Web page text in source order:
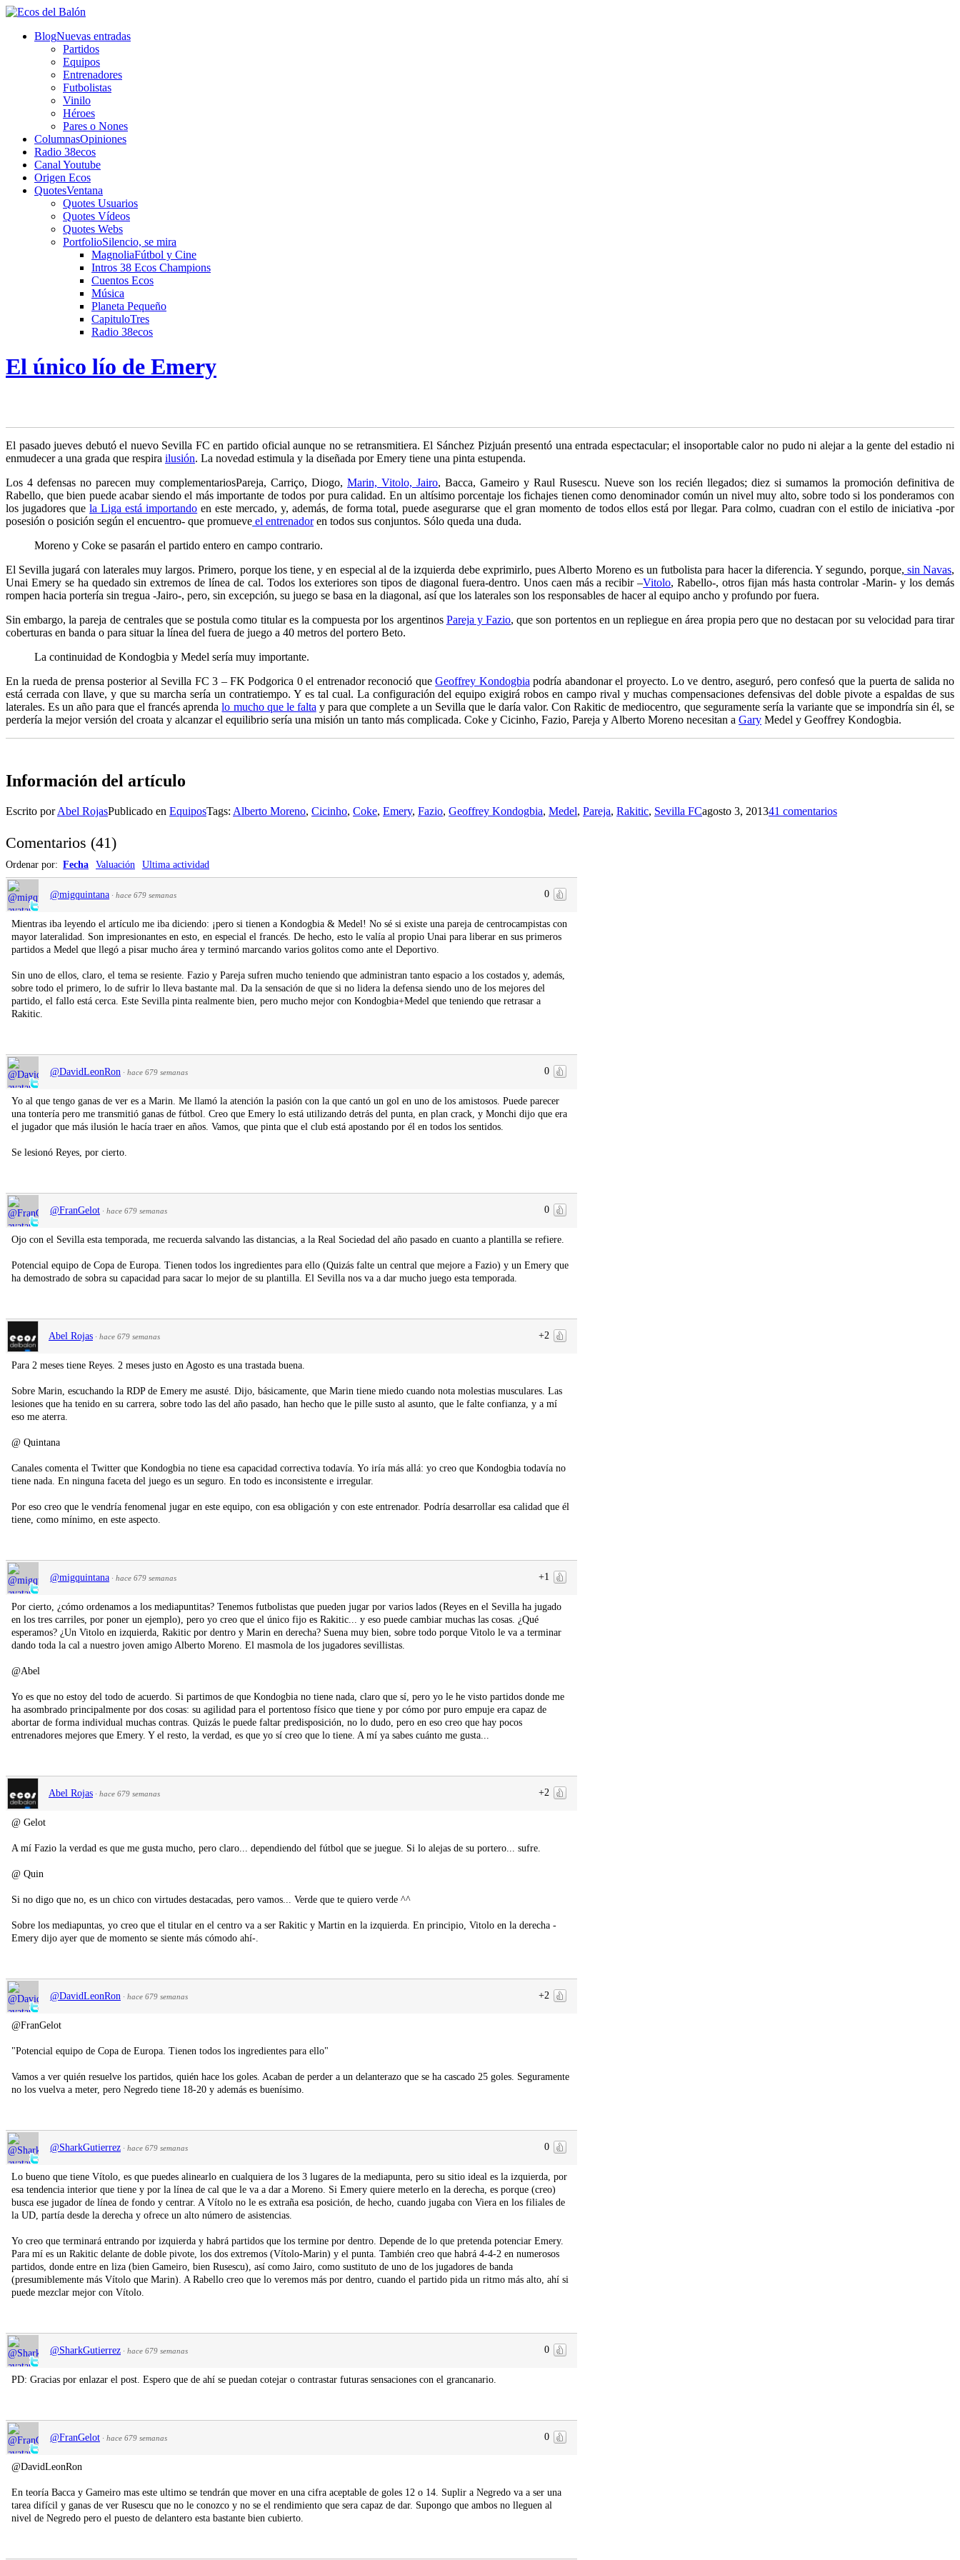
BlogNuevas entradas
Partidos
Equipos
Entrenadores
Futbolistas
Vinilo
Héroes
Pares o Nones
ColumnasOpiniones
Radio 38ecos
Canal Youtube
Origen Ecos
QuotesVentana
Quotes Usuarios
Quotes Vídeos
Quotes Webs
PortfolioSilencio, se mira
MagnoliaFútbol y Cine
Intros 38 Ecos Champions
Cuentos Ecos
Música
Planeta Pequeño
CapituloTres
Radio 38ecos
El único lío de Emery
El pasado jueves debutó el nuevo Sevilla FC en partido oficial aunque no se retransmitiera. El Sánchez Pizjuán presentó una entrada espectacular; el insoportable calor no pudo ni alejar a la gente del estadio ni
enmudecer a una grada que respira ilusión. La novedad estimula y la diseñada por Emery tiene una pinta estupenda.
Los 4 defensas no parecen muy complementariosPareja, Carriço, Diogo, Marin, Vitolo, Jairo, Bacca, Gameiro y Raul Rusescu. Nueve son los recién llegados; diez si sumamos la promoción definitiva de
Rabello, que bien puede acabar siendo el más importante de todos por pura calidad. En un altísimo porcentaje los fichajes tienen como denominador común un nivel muy alto, sobre todo si los ponderamos con
los jugadores quela Liga está importando en este mercado, y, además, de forma total, puede asegurarse que el gran momento de todos ellos está por llegar. Para colmo, cuadran con el estilo de iniciativa -por
posesión o posición según el encuentro- que promueve el entrenadoren todos sus conjuntos. Sólo queda una duda.
Moreno y Coke se pasarán el partido entero en campo contrario.
El Sevilla jugará con laterales muy largos. Primero, porque los tiene, y en especial al de la izquierda debe exprimirlo, pues Alberto Moreno es un futbolista para hacer la diferencia. Y segundo, porque, sin Navas,
Unai Emery se ha quedado sin extremos de línea de cal. Todos los exteriores son tipos de diagonal fuera-dentro. Unos caen más a recibir –Vitolo, Rabello-, otros fijan más hasta controlar -Marin- y los demás
rompen hacia portería sin tregua -Jairo-, pero, sin excepción, su juego se basa en la diagonal, así que los laterales son los responsables de hacer al equipo ancho y profundo por fuera.
Sin embargo, la pareja de centrales que se postula como titular es la compuesta por los argentinos Pareja y Fazio, que son portentos en un repliegue en área propia pero que no destacan por su velocidad para tirar
coberturas en banda o para situar la línea del fuera de juego a 40 metros del portero Beto.
La continuidad de Kondogbia y Medel sería muy importante.
En la rueda de prensa posterior al Sevilla FC 3 – FK Podgorica 0 el entrenador reconoció queGeoffrey Kondogbia podría abandonar el proyecto. Lo ve dentro, aseguró, pero confesó que la puerta de salida no
está cerrada con llave, y que su marcha sería un contratiempo. Y es tal cual. La configuración del equipo exigirá robos en campo rival y muchas compensaciones defensivas del doble pivote a espaldas de sus
laterales. Es un año para que el francés aprendalo mucho que le falta y para que complete a un Sevilla que le daría valor. Con Rakitic de mediocentro, que seguramente sería la variante que se impondría sin él, se
perdería la mejor versión del croata y alcanzar el equilibrio sería una misión un tanto más complicada. Coke y Cicinho, Fazio, Pareja y Alberto Moreno necesitan a Gary Medel y Geoffrey Kondogbia.
Información del artículo
Escrito porAbel RojasPublicado en EquiposTags: Alberto Moreno, Cicinho, Coke, Emery, Fazio, Geoffrey Kondogbia, Medel, Pareja, Rakitic, Sevilla FCagosto 3, 201341 comentarios
Comentarios (41)
Ordenar por: Fecha Valuación Ultima actividad
0
@migquintana · hace 679 semanas
Mientras iba leyendo el artículo me iba diciendo: ¡pero si tienen a Kondogbia & Medel! No sé si existe una pareja de centrocampistas con
mayor lateralidad. Son impresionantes en esto, en especial el francés. De hecho, esto le valía al propio Unai para liberar en sus primeros
partidos a Medel que llegó a pisar mucho área y terminó marcando varios golitos como ante el Deportivo.
Sin uno de ellos, claro, el tema se resiente. Fazio y Pareja sufren mucho teniendo que administran tanto espacio a los costados y, además,
sobre todo el primero, lo de sufrir lo lleva bastante mal. Da la sensación de que si no lidera la defensa siendo uno de los mejores del
partido, el fallo está cerca. Este Sevilla pinta realmente bien, pero mucho mejor con Kondogbia+Medel que teniendo que retrasar a
Rakitic.
0
@DavidLeonRon · hace 679 semanas
Yo al que tengo ganas de ver es a Marin. Me llamó la atención la pasión con la que cantó un gol en uno de los amistosos. Puede parecer
una tontería pero me transmitió ganas de fútbol. Creo que Emery lo está utilizando detrás del punta, en plan crack, y Monchi dijo que era
el jugador que más ilusión le hacía traer en años. Vamos, que pinta que el club está apostando por él en todos los sentidos.
Se lesionó Reyes, por cierto.
0
@FranGelot · hace 679 semanas
Ojo con el Sevilla esta temporada, me recuerda salvando las distancias, a la Real Sociedad del año pasado en cuanto a plantilla se refiere.
Potencial equipo de Copa de Europa. Tienen todos los ingredientes para ello (Quizás falte un central que mejore a Fazio) y un Emery que
ha demostrado de sobra su capacidad para sacar lo mejor de su plantilla. El Sevilla nos va a dar mucho juego esta temporada.
+2
Abel Rojas · hace 679 semanas
Para 2 meses tiene Reyes. 2 meses justo en Agosto es una trastada buena.
Sobre Marin, escuchando la RDP de Emery me asusté. Dijo, básicamente, que Marin tiene miedo cuando nota molestias musculares. Las
lesiones que ha tenido en su carrera, sobre todo las del año pasado, han hecho que le pille susto al asunto, que le falte confianza, y a mí
eso me aterra.
@ Quintana
Canales comenta el Twitter que Kondogbia no tiene esa capacidad correctiva todavía. Yo iría más allá: yo creo que Kondogbia todavía no
tiene nada. En ninguna faceta del juego es un seguro. En todo es inconsistente e irregular.
Por eso creo que le vendría fenomenal jugar en este equipo, con esa obligación y con este entrenador. Podría desarrollar esa calidad que él
tiene, como mínimo, en este aspecto.
+1
@migquintana · hace 679 semanas
Por cierto, ¿cómo ordenamos a los mediapuntitas? Tenemos futbolistas que pueden jugar por varios lados (Reyes en el Sevilla ha jugado
en los tres carriles, por poner un ejemplo), pero yo creo que el único fijo es Rakitic... y eso puede cambiar muchas las cosas. ¿Qué
esperamos? ¿Un Vitolo en izquierda, Rakitic por dentro y Marin en derecha? Suena muy bien, sobre todo porque Vitolo le va a terminar
dando toda la cal a nuestro joven amigo Alberto Moreno. El masmola de los jugadores sevillistas.
@Abel
Yo es que no estoy del todo de acuerdo. Si partimos de que Kondogbia no tiene nada, claro que sí, pero yo le he visto partidos donde me
ha asombrado principalmente por dos cosas: su agilidad para el portentoso físico que tiene y por cómo por puro empuje era capaz de
abortar de forma individual muchas contras. Quizás le puede faltar predisposición, no lo dudo, pero en eso creo que hay pocos
entrenadores mejores que Emery. Y el resto, la verdad, es que yo sí creo que lo tiene. A mí ya sabes cuánto me gusta...
+2
Abel Rojas · hace 679 semanas
@ Gelot
A mí Fazio la verdad es que me gusta mucho, pero claro... dependiendo del fútbol que se juegue. Si lo alejas de su portero... sufre.
@ Quin
Si no digo que no, es un chico con virtudes destacadas, pero vamos... Verde que te quiero verde ^^
Sobre los mediapuntas, yo creo que el titular en el centro va a ser Rakitic y Martin en la izquierda. En principio, Vitolo en la derecha -
Emery dijo ayer que de momento se siente más cómodo ahí-.
+2
@DavidLeonRon · hace 679 semanas
@FranGelot
"Potencial equipo de Copa de Europa. Tienen todos los ingredientes para ello"
Vamos a ver quién resuelve los partidos, quién hace los goles. Acaban de perder a un delanterazo que se ha cascado 25 goles. Seguramente
no los vuelva a meter, pero Negredo tiene 18-20 y además es buenísimo.
0
@SharkGutierrez · hace 679 semanas
Lo bueno que tiene Vítolo, es que puedes alinearlo en cualquiera de los 3 lugares de la mediapunta, pero su sitio ideal es la izquierda, por
esa tendencia interior que tiene y por la línea de cal que le va a dar a Moreno. Si Emery quiere meterlo en la derecha, es porque (creo)
busca ese jugador de línea de fondo y centrar. A Vítolo no le es extraña esa posición, de hecho, cuando jugaba con Viera en los filiales de
la UD, partía desde la derecha y ofrece un alto número de asistencias.
Yo creo que terminará entrando por izquierda y habrá partidos que los termine por dentro. Depende de lo que pretenda potenciar Emery.
Para mí es un Rakitic delante de doble pivote, los dos extremos (Vítolo-Marin) y el punta. También creo que habrá 4-4-2 en numerosos
partidos, donde entre en liza (bien Gameiro, bien Rusescu), así como Jairo, como sustituto de uno de los jugadores de banda
(presumiblemente más Vítolo que Marin). A Rabello creo que lo veremos más por dentro, cuando el partido pida un ritmo más alto, ahí si
puede mezclar mejor con Vítolo.
0
@SharkGutierrez · hace 679 semanas
PD: Gracias por enlazar el post. Espero que de ahí se puedan cotejar o contrastar futuras sensaciones con el grancanario.
0
@FranGelot · hace 679 semanas
@DavidLeonRon
En teoría Bacca y Gameiro mas este ultimo se tendrán que mover en una cifra aceptable de goles 12 o 14. Suplir a Negredo va a ser una
tarea difícil y ganas de ver Rusescu que no le conozco y no se el rendimiento que sera capaz de dar. Supongo que ambos no lleguen al
nivel de Negredo pero el puesto de delantero esta bastante bien cubierto.